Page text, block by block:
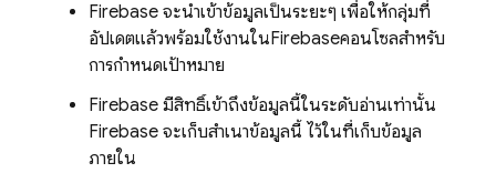
Firebase จะนำเข้าข้อมูลเป็นระยะๆ เพื่อให้กลุ่มที่
อัปเดตแล้วพร้อมใช้งานในFirebaseคอนโซลสำหรับ
การกำหนดเป้าหมาย
Firebase มีสิทธิ์เข้าถึงข้อมูลนี้ในระดับอ่านเท่านั้น
Firebase จะเก็บสำเนาข้อมูลนี้ ไว้ในที่เก็บข้อมูล
ภายใน